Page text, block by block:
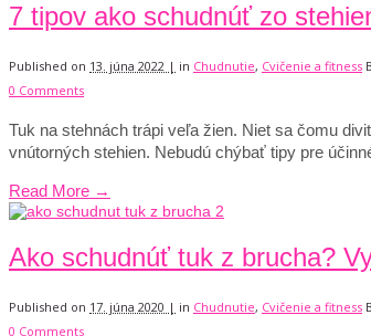
7 tipov ako schudnúť zo
Published on 13. júna 2022 | in Chudnutie, Cvičenie a fitness
0 Comments
Tuk na stehnách trápi veľa žien. Niet sa čomu
vnútorných stehien. Nebudú chýbať tipy pre
Read More →
Ako schudnúť tuk z brucha?
Published on 17. júna 2020 | in Chudnutie, Cvičenie a fitness
0 Comments